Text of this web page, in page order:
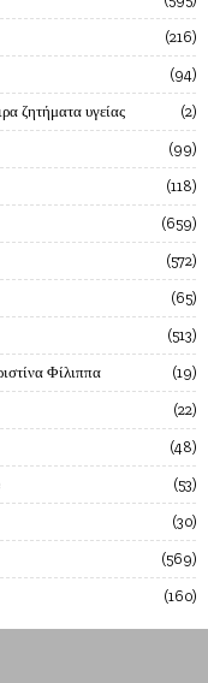
216
94
ζητήματα υγείας 2
99
118
659
572
65
513
Φίλιππα 19
22
48
53
30
569
160